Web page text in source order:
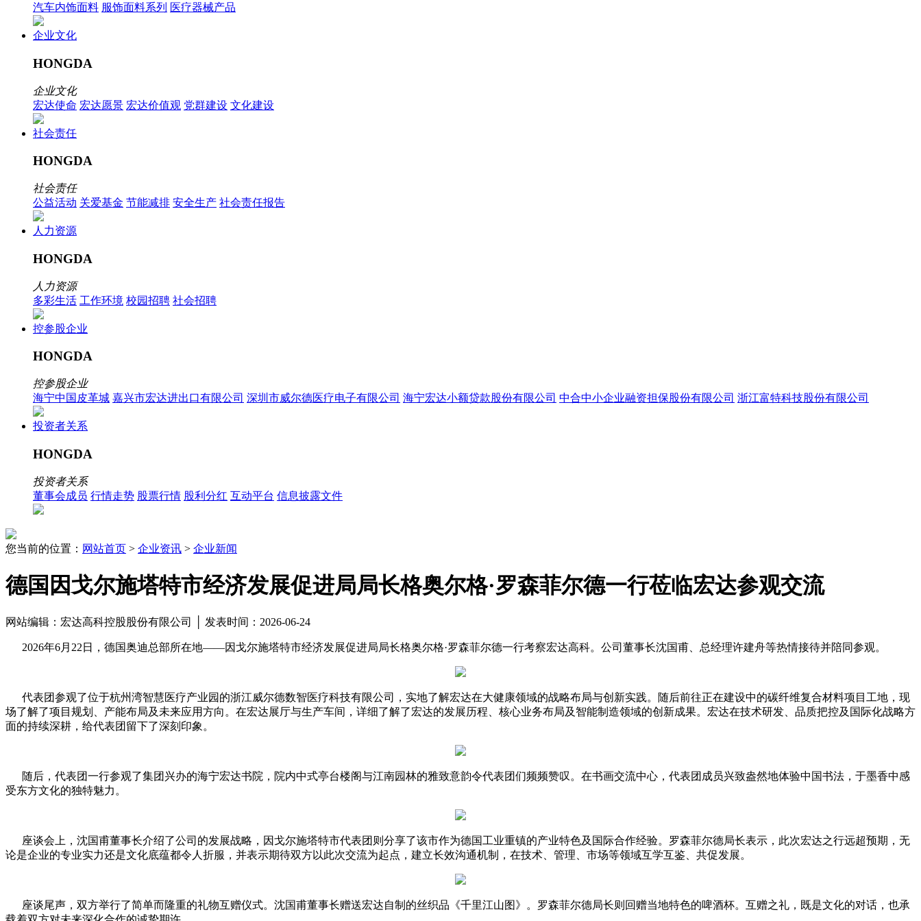
汽车内饰面料 服饰面料系列 医疗器械产品
企业文化
HONGDA
企业文化
宏达使命 宏达愿景 宏达价值观 党群建设 文化建设
社会责任
HONGDA
社会责任
公益活动 关爱基金 节能减排 安全生产 社会责任报告
人力资源
HONGDA
人力资源
多彩生活 工作环境 校园招聘 社会招聘
控参股企业
HONGDA
控参股企业
海宁中国皮革城 嘉兴市宏达进出口有限公司 深圳市威尔德医疗电子有限公司 海宁宏达小额贷款股份有限公司 中合中小企业融资担保股份有限公司 浙江富特科技股份有限公司
投资者关系
HONGDA
投资者关系
董事会成员 行情走势 股票行情 股利分红 互动平台 信息披露文件
您当前的位置： 网站首页 > 企业资讯 > 企业新闻
德国因戈尔施塔特市经济发展促进局局长格奥尔格·罗森菲尔德一行莅临宏达参观交流
网站编辑：宏达高科控股股份有限公司 │ 发表时间：2026-06-24
2026年6月22日，德国奥迪总部所在地——因戈尔施塔特市经济发展促进局局长格奥尔格·罗森菲尔德一行考察宏达高科。公司董事长沈国甫、总经理许建舟等热情接待并陪同参观。
代表团参观了位于杭州湾智慧医疗产业园的浙江威尔德数智医疗科技有限公司，实地了解宏达在大健康领域的战略布局与创新实践。随后前往正在建设中的碳纤维复合材料项目工地，现
场了解了项目规划、产能布局及未来应用方向。在宏达展厅与生产车间，详细了解了宏达的发展历程、核心业务布局及智能制造领域的创新成果。宏达在技术研发、品质把控及国际化战略方
面的持续深耕，给代表团留下了深刻印象。
随后，代表团一行参观了集团兴办的海宁宏达书院，院内中式亭台楼阁与江南园林的雅致意韵令代表团们频频赞叹。在书画交流中心，代表团成员兴致盎然地体验中国书法，于墨香中感
受东方文化的独特魅力。
座谈会上，沈国甫董事长介绍了公司的发展战略，因戈尔施塔特市代表团则分享了该市作为德国工业重镇的产业特色及国际合作经验。罗森菲尔德局长表示，此次宏达之行远超预期，无
论是企业的专业实力还是文化底蕴都令人折服，并表示期待双方以此次交流为起点，建立长效沟通机制，在技术、管理、市场等领域互学互鉴、共促发展。
座谈尾声，双方举行了简单而隆重的礼物互赠仪式。沈国甫董事长赠送宏达自制的丝织品《千里江山图》。罗森菲尔德局长则回赠当地特色的啤酒杯。互赠之礼，既是文化的对话，也承